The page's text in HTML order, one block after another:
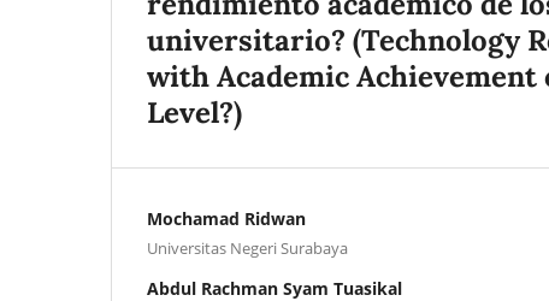
universitario? (Technology
with Academic
Level?)
Mochamad Ridwan
Universitas Negeri Surabaya
Abdul Rachman Syam Tuasikal